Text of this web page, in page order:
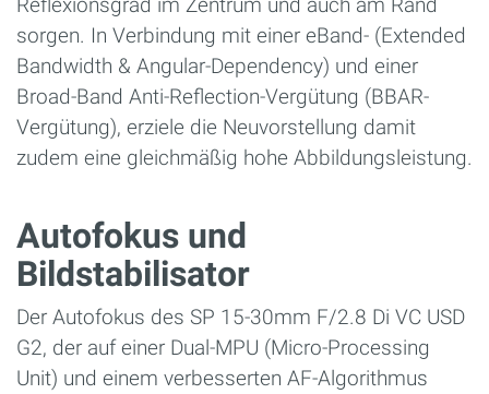
sorgen. In Verbindung mit einer eBand- (Extended
Bandwidth & Angular-Dependency) und einer
Broad-Band Anti-Reflection-Vergütung (BBAR-
Vergütung), erziele die Neuvorstellung damit
zudem eine gleichmäßig hohe Abbildungsleistung.
Autofokus und
Bildstabilisator
Der Autofokus des SP 15-30mm F/2.8 Di VC USD
G2, der auf einer Dual-MPU (Micro-Processing
Unit) und einem verbesserten AF-Algorithmus